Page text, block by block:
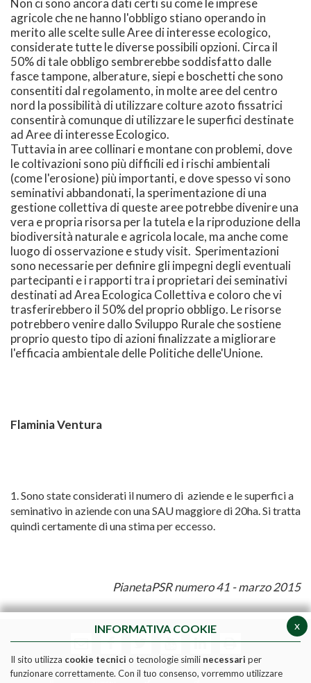
Non ci sono ancora dati certi su come le imprese
agricole che ne hanno l'obbligo stiano operando in
merito alle scelte sulle Aree di interesse ecologico,
considerate tutte le diverse possibili opzioni. Circa il
50% di tale obbligo sembrerebbe soddisfatto dalle
fasce tampone, alberature, siepi e boschetti che sono
consentiti dal regolamento, in molte aree del centro
nord la possibilità di utilizzare colture azoto fissatrici
consentirà comunque di utilizzare le superfici destinate
ad Aree di interesse Ecologico.
Tuttavia in aree collinari e montane con problemi, dove
le coltivazioni sono più difficili ed i rischi ambientali
(come l'erosione) più importanti, e dove spesso vi sono
seminativi abbandonati, la sperimentazione di una
gestione collettiva di queste aree potrebbe divenire una
vera e propria risorsa per la tutela e la riproduzione della
biodiversità naturale e agricola locale, ma anche come
luogo di osservazione e study visit. Sperimentazioni
sono necessarie per definire gli impegni degli eventuali
partecipanti e i rapporti tra i proprietari dei seminativi
destinati ad Area Ecologica Collettiva e coloro che vi
trasferirebbero il 50% del proprio obbligo. Le risorse
potrebbero venire dallo Sviluppo Rurale che sostiene
proprio questo tipo di azioni finalizzate a migliorare
l'efficacia ambientale delle Politiche delle'Unione.
Flaminia Ventura
1. Sono state considerati il numero di aziende e le superfici a
seminativo in aziende con una SAU maggiore di 20ha. Si tratta
quindi certamente di una stima per eccesso.
PianetaPSR numero 41 - marzo2015
x
INFORMATIVA COOKIE
Il sito utilizza cookie tecnici o tecnologie simili necessari per
funzionare correttamente. Con il tuo consenso, vorremmo utilizzare